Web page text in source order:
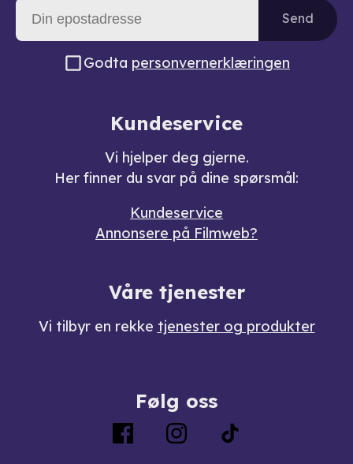
Send
Godta personvernerklæringen
Kundeservice
Vi hjelper deg gjerne.
Her finner du svar på dine spørsmål:
Kundeservice
Annonsere på Filmweb?
Våre tjenester
Vi tilbyr en rekke tjenester og produkter
Følg oss